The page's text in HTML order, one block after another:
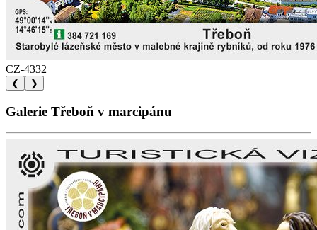
CZ-4332
❮ ❯
Galerie Třeboň v marcipánu